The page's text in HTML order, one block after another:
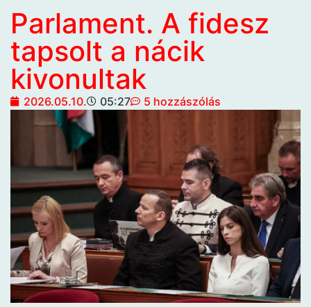
Parlament. A fidesz
tapsolt a nácik
kivonultak
2026.05.10. 05:27 5 hozzászólás